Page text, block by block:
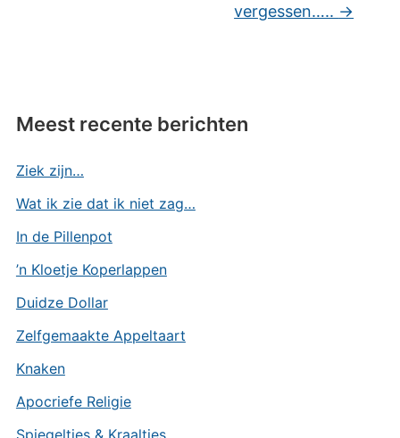
vergessen….. →
Meest recente berichten
Ziek zijn…
Wat ik zie dat ik niet zag…
In de Pillenpot
’n Kloetje Koperlappen
Duidze Dollar
Zelfgemaakte Appeltaart
Knaken
Apocriefe Religie
Spiegeltjes & Kraaltjes